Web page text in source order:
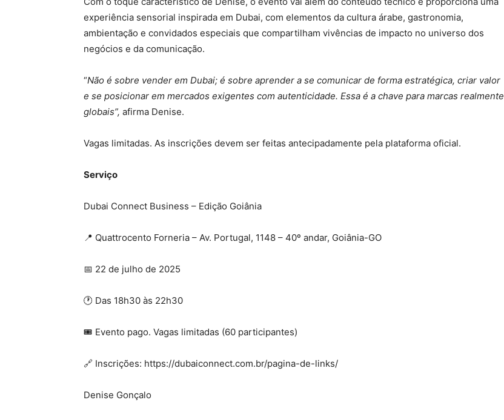
experiência sensorial inspirada em Dubai, com elementos da cultura árabe, gastronomia,
ambientação e convidados especiais que compartilham vivências de impacto no universo dos
negócios e da comunicação.
“Não é sobre vender em Dubai; é sobre aprender a se comunicar de forma estratégica, criar valor
e se posicionar em mercados exigentes com autenticidade. Essa é a chave para marcas realmente
globais”, afirma Denise.
Vagas limitadas. As inscrições devem ser feitas antecipadamente pela plataforma oficial.
Serviço
Dubai Connect Business – Edição Goiânia
📍 Quattrocento Forneria – Av. Portugal, 1148 – 40º andar, Goiânia-GO
📅 22 de julho de 2025
🕐 Das 18h30 às 22h30
🎟 Evento pago. Vagas limitadas (60 participantes)
🔗 Inscrições: https://dubaiconnect.com.br/pagina-de-links/
Denise Gonçalo